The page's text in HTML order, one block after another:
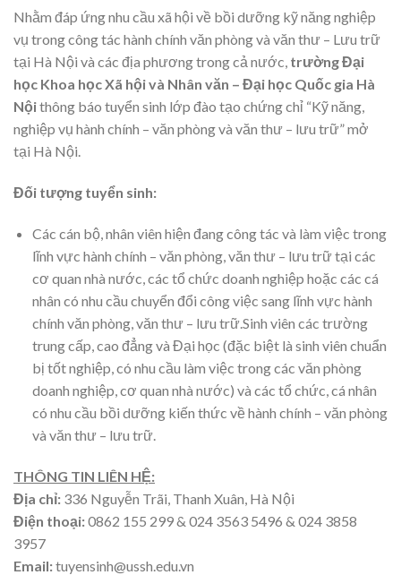
Nhằm đáp ứng nhu cầu xã hội về bồi dưỡng kỹ năng nghiệp
vụ trong công tác hành chính văn phòng và văn thư – Lưu trữ
tại Hà Nội và các địa phương trong cả nước, trường Đại
học Khoa học Xã hội và Nhân văn – Đại học Quốc gia Hà
Nộithông báo tuyển sinh lớp đào tạo chứng chỉ “Kỹ năng,
nghiệp vụ hành chính – văn phòng và văn thư – lưu trữ” mở
tại Hà Nội.
Đối tượng tuyển sinh:
Các cán bộ, nhân viên hiện đang công tác và làm việc trong
lĩnh vực hành chính – văn phòng, văn thư – lưu trữ tại các
cơ quan nhà nước, các tổ chức doanh nghiệp hoặc các cá
nhân có nhu cầu chuyển đổi công việc sang lĩnh vực hành
chính văn phòng, văn thư – lưu trữ.Sinh viên các trường
trung cấp, cao đẳng và Đại học (đặc biệt là sinh viên chuẩn
bị tốt nghiệp, có nhu cầu làm việc trong các văn phòng
doanh nghiệp, cơ quan nhà nước) và các tổ chức, cá nhân
có nhu cầu bồi dưỡng kiến thức về hành chính – văn phòng
và văn thư – lưu trữ.
THÔNG TIN LIÊN HỆ:
Địa chỉ: 336 Nguyễn Trãi, Thanh Xuân, Hà Nội
Điện thoại:0862 155 299 & 024 3563 5496 & 024 3858
3957
Email:tuyensinh@ussh.edu.vn